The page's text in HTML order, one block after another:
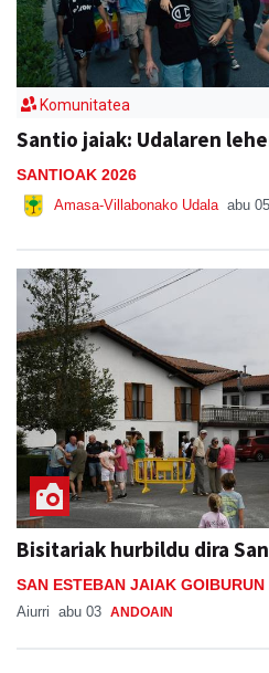
Komunitatea
Santio jaiak: Udalaren
SANTIOAK 2026
Amasa-Villabonako Udala abu 05
Bisitariak hurbildu dira
SAN ESTEBAN JAIAK GOIBURUN
Aiurri abu 03 ANDOAIN